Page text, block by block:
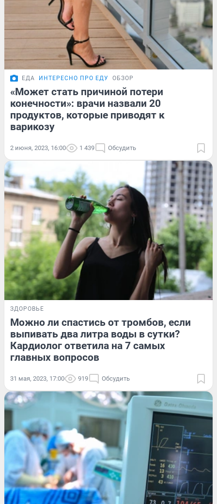
ЕДА ИНТЕРЕСНО ПРО ЕДУ ОБЗОР
«Может стать причиной потери
конечности»: врачи назвали 20
продуктов, которые приводят к
варикозу
2 июня, 2023, 16:00 1 439 Обсудить
ЗДОРОВЬЕ
Можно ли спастись от тромбов, если
выпивать два литра воды в сутки?
Кардиолог ответила на 7 самых
главных вопросов
31 мая, 2023, 17:00 919 Обсудить